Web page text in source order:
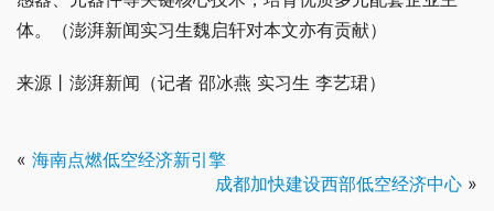
体。（澎湃新闻实习生魏启轩对本文亦有贡献）
来源丨澎湃新闻（记者 邵冰燕 实习生 李艺珺）
« 海南点燃低空经济新引擎
成都加快建设西部低空经济中心 »